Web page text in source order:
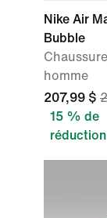
Nike Air
Bubble
homme
207,99 $
15 % de
réduction